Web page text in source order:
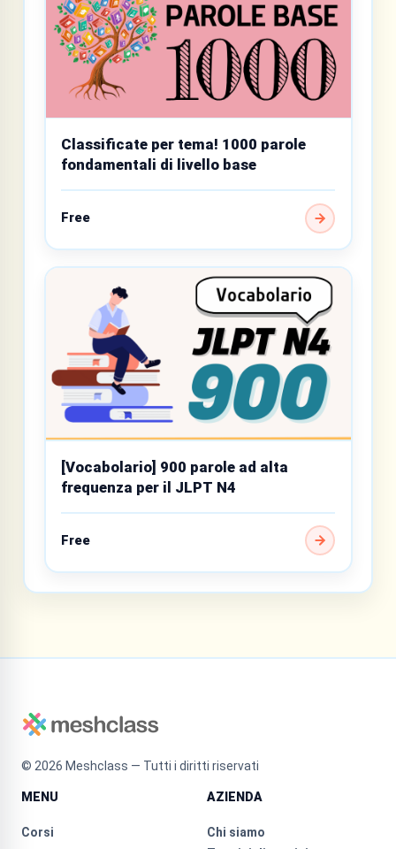
Classificate per tema! 1000 parole
fondamentali di livello base
Free
[Vocabolario] 900 parole ad alta
frequenza per il JLPT N4
Free
© 2026 Meshclass — Tutti i diritti riservati
MENU
Corsi
AZIENDA
Chi siamo